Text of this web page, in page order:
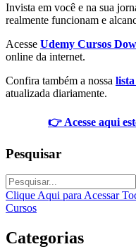
Invista em você e na sua
realmente funcionam e
Acesse Udemy Cursos
online da internet.
Confira também a nossa
atualizada diariamente.
👉 Acesse aqui
Pesquisar
Clique Aqui para Acessar
Cursos
Categorias